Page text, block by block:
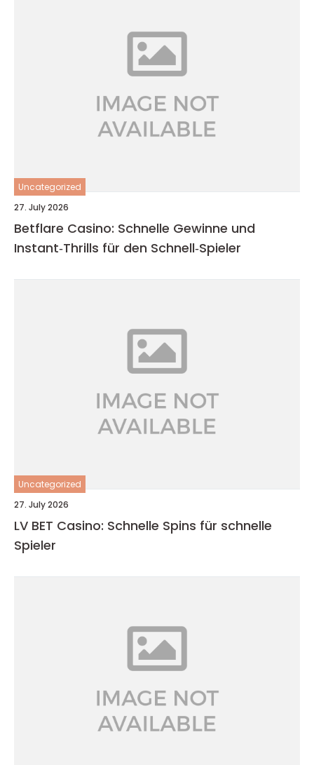
Uncategorized
27. July 2026
Betflare Casino: Schnelle Gewinne und
Instant‑Thrills für den Schnell‑Spieler
Uncategorized
27. July 2026
LV BET Casino: Schnelle Spins für schnelle
Spieler